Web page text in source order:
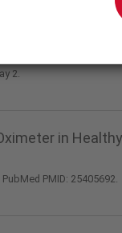
cardiac
2.
in
PMID: 25405692.